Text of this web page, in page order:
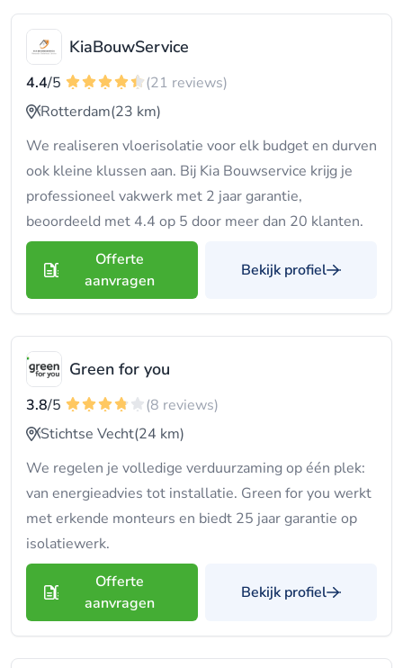
KiaBouwService
4.4/5
(21 reviews)
Rotterdam(23 km)
We realiseren vloerisolatie voor elk budget en durven
ook kleine klussen aan. Bij Kia Bouwservice krijg je
professioneel vakwerk met 2 jaar garantie,
beoordeeld met 4.4 op 5 door meer dan 20 klanten.
Offerte
aanvragen
Bekijk profiel
Green for you
3.8/5
(8 reviews)
Stichtse Vecht(24 km)
We regelen je volledige verduurzaming op één plek:
van energieadvies tot installatie. Green for you werkt
met erkende monteurs en biedt 25 jaar garantie op
isolatiewerk.
Offerte
aanvragen
Bekijk profiel